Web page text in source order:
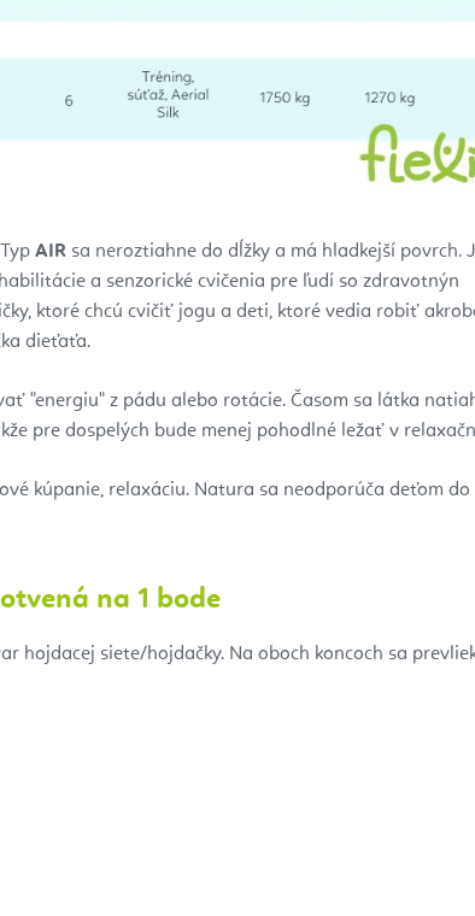
Typ AIR sa neroztiahne do dĺžky a má hladkejší povrch.
a senzorické cvičenia pre ľudí so zdravotnýn
ktoré chcú cvičiť jogu a deti, ktoré vedia robiť
dieťaťa.
"energiu" z pádu alebo rotácie. Časom sa látka
pre dospelých bude menej pohodlné ležať v
kúpanie, relaxáciu. Natura sa neodporúča deťom do
na 1 bode
hojdacej siete/hojdačky. Na oboch koncoch sa